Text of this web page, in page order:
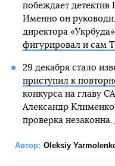
побеждает
Именно он
директора
фигурировал и сам
29 декабря стало
приступил к
конкурса на главу
Александр Клименко
проверка незаконна.
Автор: Oleksiy